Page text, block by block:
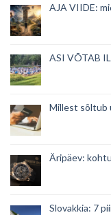
AJA VIIDE:
ASI VÕTAB
Millest sõltub
Äripäev:
Slovakkia: 7